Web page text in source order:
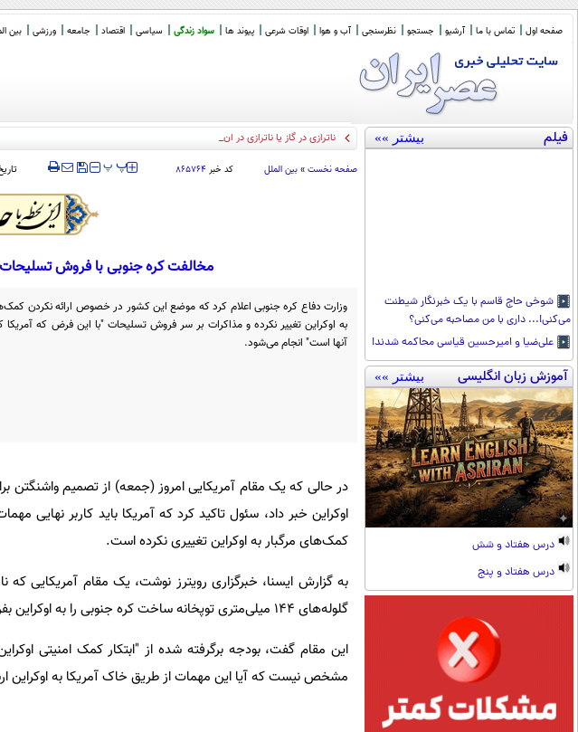
صفحه اول تماس با ما آرشیو جستجو نظرسنجی آب و هوا اوقات شرعی پیوند ها سواد زندگی سیاسی اقتصاد جامعه ورزشی بین
فیلم بیشتر »»
شوخی حاج قاسم با یک خبرنگار شیطنت
می‌کنی!... داری با من مصاحبه می‌کنی؟
علی‌ضیا و امیرحسین قیاسی محاکمه شدند!
آموزش زبان انگلیسی بیشتر »»
درس هفتاد و شش
درس هفتاد و پنج
ناترازی در گاز یا ناترازی در انرژی؟
صفحه نخست » بین الملل کد خبر۸۶۵۷۶۴ ‍‍‍ پپ
مخالفت کره جنوبی با فروش تسلیحات
وزارت دفاع کره جنوبی اعلام کرد که موضع این کشور در خصوص ارائه نکردن
به اوکراین تغییر نکرده و مذاکرات بر سر فروش تسلیحات "با این فرض که آمریکا
آنها است" انجام می‌شود.
در حالی که یک مقام آمریکایی امروز (جمعه) از تصمیم واشنگتن
اوکراین خبر داد، سئول تاکید کرد که آمریکا باید کاربر
کمک‌های مرگبار به اوکراین تغییری نکرده است.
به گزارش ایسنا، خبرگزاری رویترز نوشت، یک مقام آمریکایی
گلوله‌های 144 میلی‌متری توپخانه ساخت کره جنوبی را به اوکراین بفرستد.
مشخص نیست که آیا این مهمات از طریق خاک آمریکا به اوکراین